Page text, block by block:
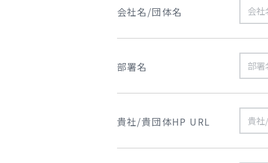
会社名/団体名
部署名
貴社/貴団体HP URL